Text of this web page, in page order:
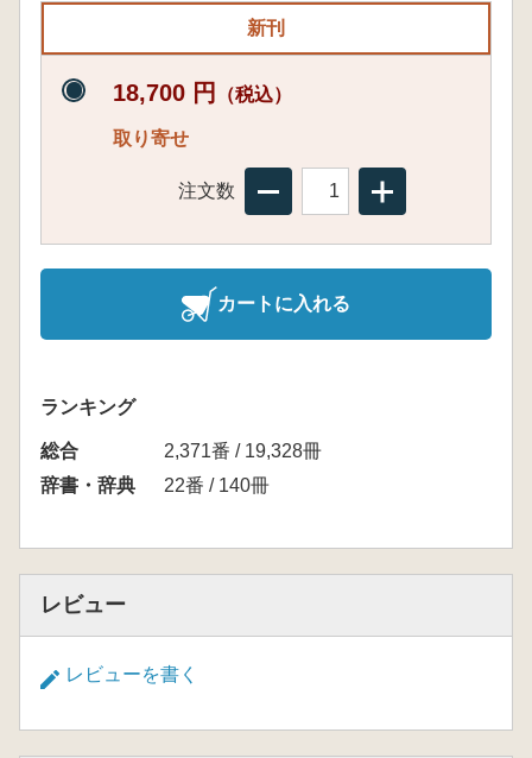
新刊
18,700 円 （税込）
取り寄せ
注文数
カートに入れる
ランキング
総合
2,371番 / 19,328冊
辞書・辞典
22番 / 140冊
レビュー
レビューを書く